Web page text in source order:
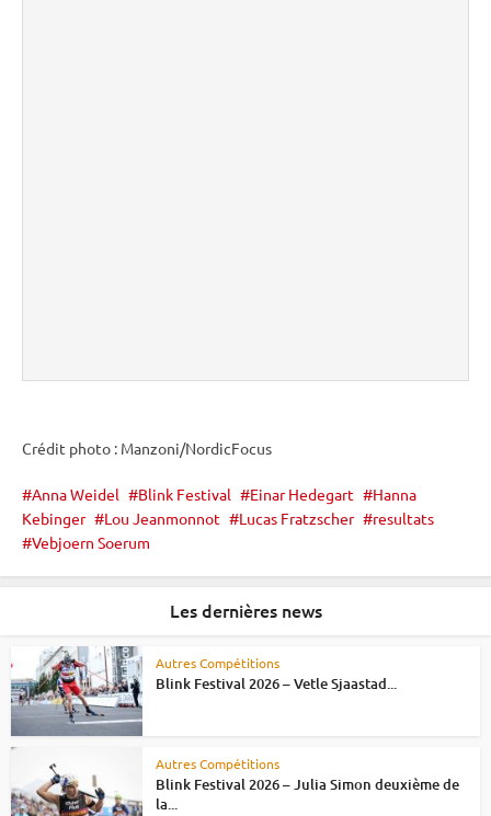
Crédit photo : Manzoni/NordicFocus
Anna Weidel Blink Festival Einar Hedegart
Hanna
Kebinger
Lou Jeanmonnot Lucas Fratzscher
resultats
Vebjoern Soerum
Les dernières news
Autres Compétitions
Blink Festival 2026 – Vetle Sjaastad...
Autres Compétitions
Blink Festival 2026 – Julia Simon deuxième de
la...